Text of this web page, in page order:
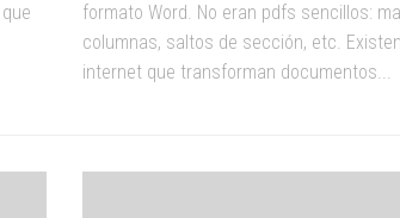
formato Word. No eran pdfs sencillos:
columnas, saltos de sección, etc.
internet que transforman documentos...